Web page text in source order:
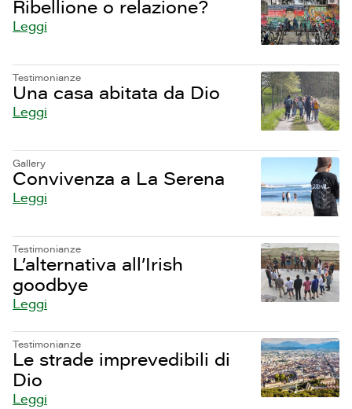
Ribellione o relazione?
Leggi
Testimonianze
Una casa abitata da Dio
Leggi
Gallery
Convivenza a La Serena
Leggi
Testimonianze
L’alternativa all’Irish
goodbye
Leggi
Testimonianze
Le strade imprevedibili di
Dio
Leggi